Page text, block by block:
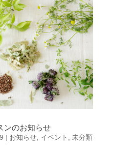
ンのお知らせ
| お知らせ, イベント 未分類